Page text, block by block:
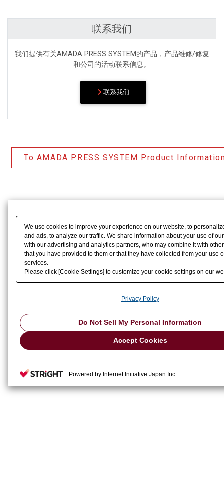
联系我们
我们提供有关AMADA PRESS SYSTEM的产品，产品维修/修复
和公司的活动联系信息。
联系我们
To AMADA PRESS SYSTEM Product
We use cookies to improve your experience on our website, to
and ads, to analyze our traffic. We share information about your use of
with our advertising and analytics partners, who may combine it with
that you have provided to them or that they have collected from your use
services.
Please click [Cookie Settings] to customize your cookie settings on our
Privacy Policy
Do Not Sell My Personal Information
Accept Cookies
Powered by Internet Initiative Japan Inc.